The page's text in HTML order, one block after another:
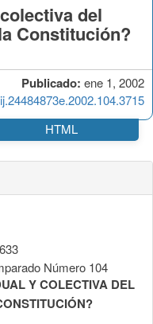
Publicado: ene 1, 2002
del
Constitución?
HTML
Y COLECTIVA DEL